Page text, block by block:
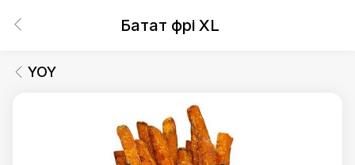
Батат фрі XL
YOY